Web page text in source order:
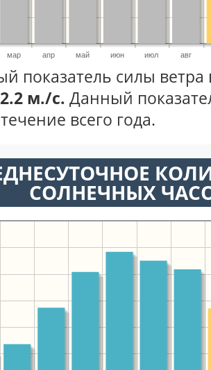
мар апр май июн июл авг
показатель силы ветра
2.2 м./с. Данный
всего года.
СОЛНЕЧНЫХ